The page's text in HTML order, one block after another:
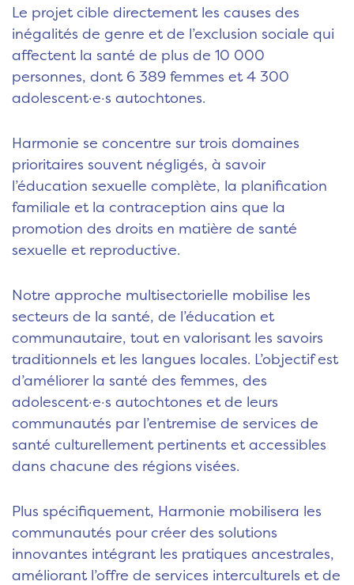
Le projet cible directement les causes des
inégalités de genre et de l’exclusion sociale qui
affectent la santé de plus de 10 000
personnes, dont 6 389 femmes et 4 300
adolescent·e·s autochtones.
Harmonie se concentre sur trois domaines
prioritaires souvent négligés, à savoir
l’éducation sexuelle complète, la planification
familiale et la contraception ains que la
promotion des droits en matière de santé
sexuelle et reproductive.
Notre approche multisectorielle mobilise les
secteurs de la santé, de l’éducation et
communautaire, tout en valorisant les savoirs
traditionnels et les langues locales. L’objectif est
d’améliorer la santé des femmes, des
adolescent·e·s autochtones et de leurs
communautés par l’entremise de services de
santé culturellement pertinents et accessibles
dans chacune des régions visées.
Plus spécifiquement, Harmonie mobilisera les
communautés pour créer des solutions
innovantes intégrant les pratiques ancestrales,
améliorant l’offre de services interculturels et de